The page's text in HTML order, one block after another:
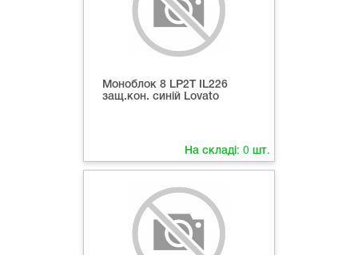
Моноблок 8 LP2T IL226
защ.кон. синій Lovato
На складі: 0 шт.